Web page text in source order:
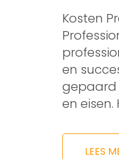
Kosten
en
gepaard
en eisen.
LEES